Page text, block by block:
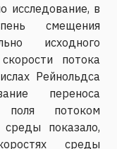
исследование, в
смещения
исходного
потока
Рейнольдса
переноса
поля потоком
показало,
среды